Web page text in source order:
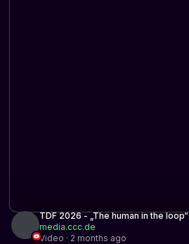
TDF 2026 - „The human in the
media.ccc.de
Video · 2 months ago